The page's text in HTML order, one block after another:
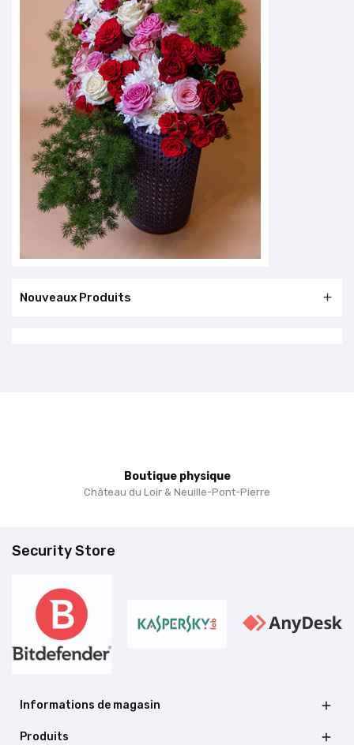
Nouveaux Produits 
Boutique physique
Château du Loir & Neuille-Pont-Pierre
Security Store
Informations de magasin 
Produits 